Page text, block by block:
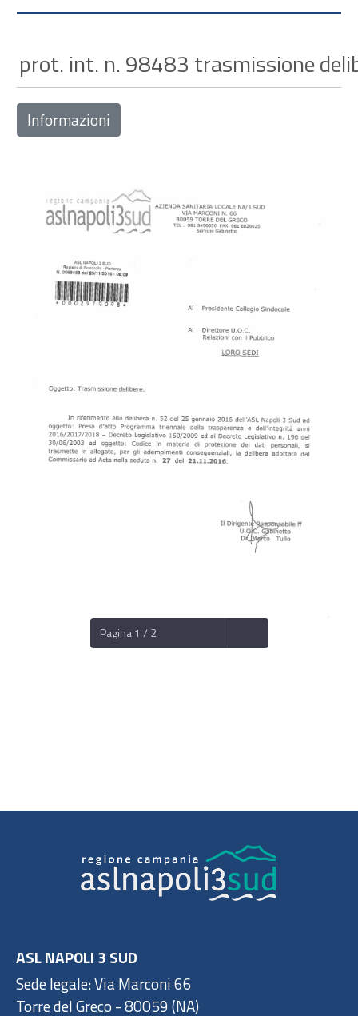
prot. int. n. 98483 trasmissione
Informazioni
Pagina 1 / 2
ASL NAPOLI 3 SUD
Sede legale: Via Marconi 66
Torre del Greco - 80059 (NA)